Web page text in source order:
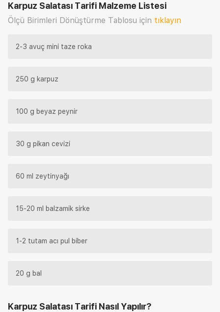
Karpuz Salatası Tarifi Malzeme Listesi
Ölçü Birimleri Dönüştürme Tablosu için tıklayın
2-3 avuç mini taze roka
250 g karpuz
100 g beyaz peynir
30 g pikan cevizi
60 ml zeytinyağı
15-20 ml balzamik sirke
1-2 tutam acı pul biber
20 g bal
Karpuz Salatası Tarifi Nasıl Yapılır?